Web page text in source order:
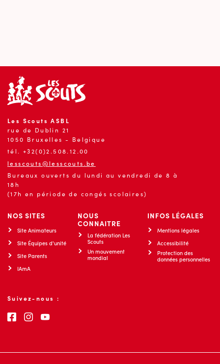
Les Scouts ASBL
rue de Dublin 21
1050 Bruxelles - Belgique
tél. +32(0)2.508.12.00
lesscouts@lesscouts.be
Bureaux ouverts du lundi au vendredi de 8 à
18h
(17h en période de congés scolaires)
NOS SITES
Site Animateurs
Site Équipes d'unité
Site Parents
IAmA
NOUS
CONNAITRE
La fédération Les
Scouts
Un mouvement
mondial
INFOS LÉGALES
Mentions légales
Accessibilité
Protection des
données personnelles
Suivez-nous :
Consultez notre page Facebook
Consultez notre page Instagram
Consultez notre chaîne Youtube